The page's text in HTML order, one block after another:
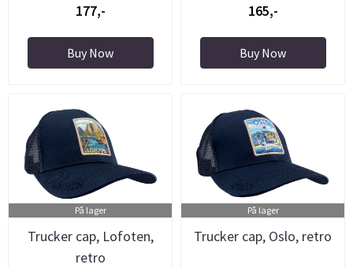
177,-
Buy Now
165,-
Buy Now
På lager
Trucker cap, Lofoten,
retro
På lager
Trucker cap, Oslo, retro